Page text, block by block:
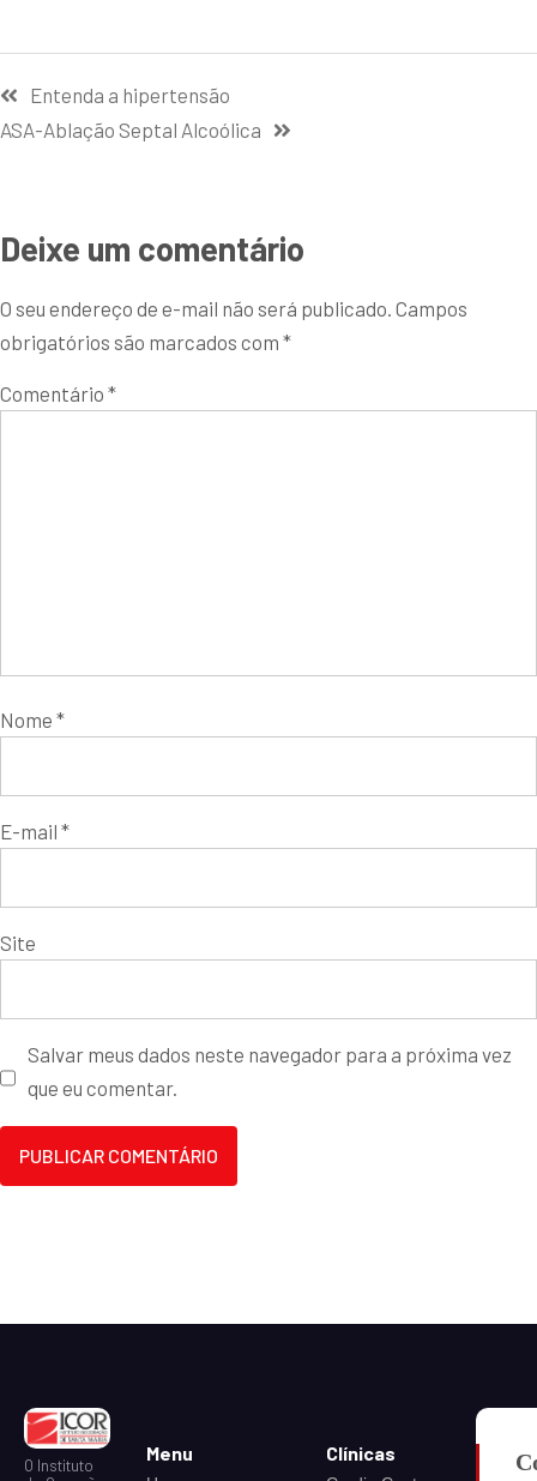
Entenda a hipertensão
ASA-Ablação Septal Alcoólica
Deixe um comentário
O seu endereço de e-mail não será publicado. Campos
obrigatórios são marcados com *
Comentário *
Nome *
E-mail *
Site
Salvar meus dados neste navegador para a próxima vez
que eu comentar.
O Instituto
Menu Clínicas